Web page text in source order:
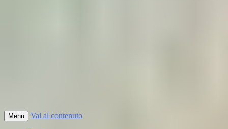
Menu Vai al contenuto